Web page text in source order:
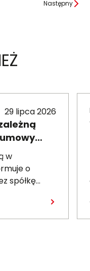
Następny
29 lipca 2026
do
w
o
spółkę
z
sp. z
sprzedaży
Dziedzice